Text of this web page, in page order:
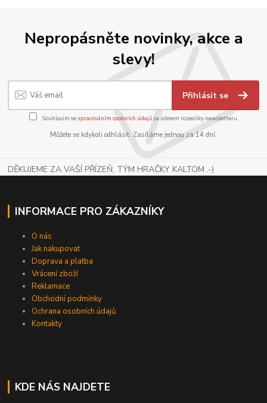
Nepropásněte novinky, akce a
slevy!
Přihlásit se
Souhlasím se zpracováním osobních údajůza účelem rozesílky newsletteru.
Můžete se kdykoli odhlásit. Zasíláme jednou za 14 dní.
DĚKUJEME ZA VAŠÍ PŘÍZEŇ, TÝM HRAČKY KALTOM .-)
INFORMACE PRO ZÁKAZNÍKY
O nás
Jak nakupovat
Doprava a platba
Vrácení zboží
Reklamace
Obchodní podmínky
Ochrana osobních údajů
Kontakty
KDE NÁS NAJDETE